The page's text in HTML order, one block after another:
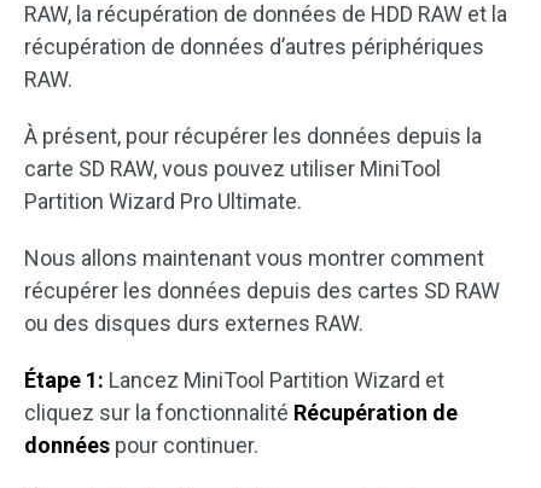
RAW, la récupération de données de HDD RAW et la
récupération de données d’autres périphériques
RAW.
À présent, pour récupérer les données depuis la
carte SD RAW, vous pouvez utiliser MiniTool
Partition Wizard Pro Ultimate.
Nous allons maintenant vous montrer comment
récupérer les données depuis des cartes SD RAW
ou des disques durs externes RAW.
Étape 1: Lancez MiniTool Partition Wizard et
cliquez sur la fonctionnalité Récupération de
données pour continuer.